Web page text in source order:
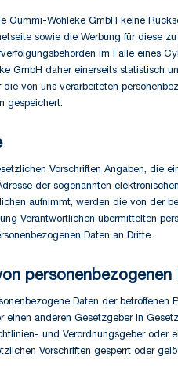
Wöhleke GmbH keine
sowie die Werbung für diese
im Falle eines
GmbH daher einerseits statistisch
von uns verarbeiteten
gespeichert.
Vorschriften Angaben, die
der sogenannten
aufnimmt, werden die von der
Verantwortlichen übermittelten
Daten an Dritte.
personenbezogenen
Daten der
anderen Gesetzgeber in
und Verordnungsgeber
Vorschriften gesperrt oder